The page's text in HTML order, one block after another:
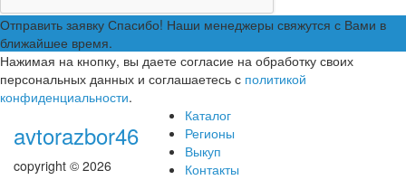
Отправить заявку Спасибо! Наши менеджеры свяжутся с Вами в
ближайшее время.
Нажимая на кнопку, вы даете согласие на обработку своих
персональных данных и соглашаетесь с политикой
конфиденциальности.
avtorazbor46
copyright © 2026
Каталог
Регионы
Выкуп
Контакты